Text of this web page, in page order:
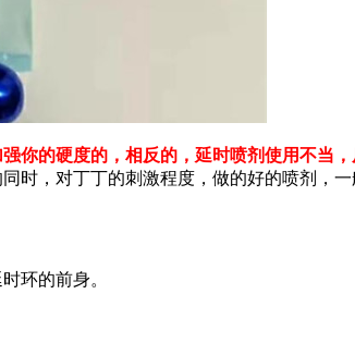
你的硬度的，相反的，延时喷剂使用不当
，对丁丁的刺激程度，做的好的喷剂，一
环的前身。